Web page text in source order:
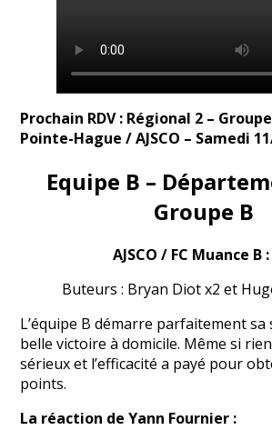
Prochain RDV : Régional 2 – Groupe
Pointe-Hague / AJSCO – Samedi
Equipe B –
Groupe B
AJSCO / FC Muance B :
Buteurs : Bryan Diot x2 et
L’équipe B démarre parfaitement sa
belle victoire à domicile. Même si
sérieux et l’efficacité a payé pour
points.
La réaction de Yann Fournier :